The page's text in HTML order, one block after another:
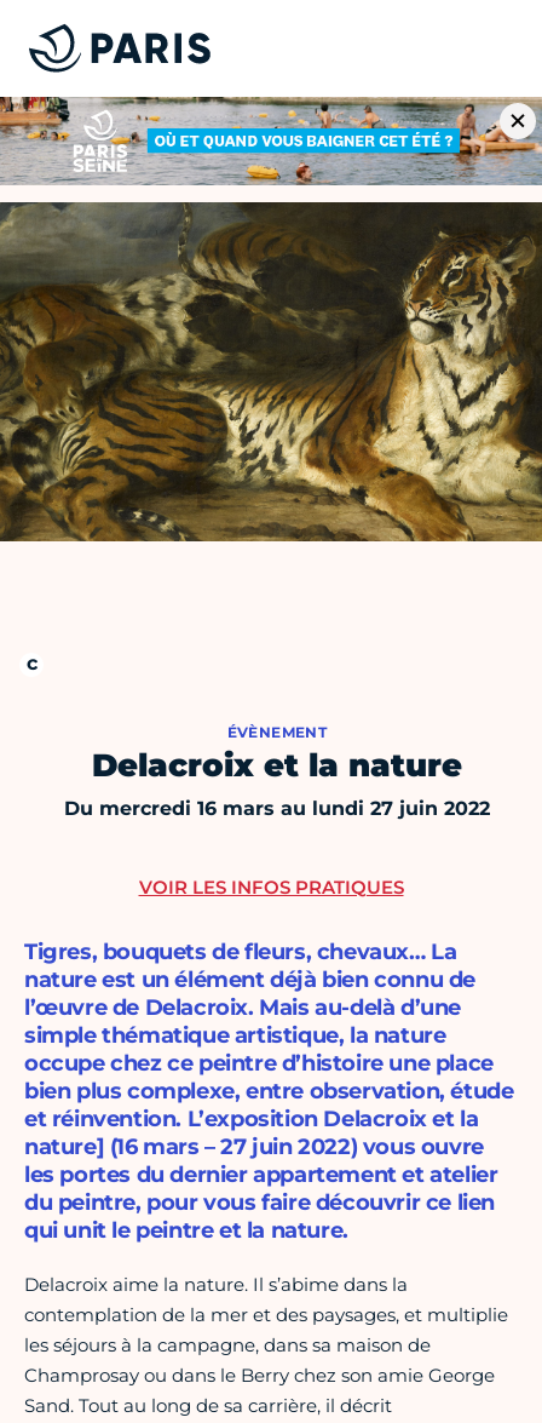
ÉVÈNEMENT
Delacroix et la nature
Du mercredi 16 mars au lundi 27 juin 2022
Tigres, bouquets de fleurs, chevaux… La
nature est un élément déjà bien connu de
l’œuvre de Delacroix. Mais au-delà d’une
simple thématique artistique, la nature
occupe chez ce peintre d’histoire une place
bien plus complexe, entre observation, étude
et réinvention. L’exposition Delacroix et la
nature] (16 mars – 27 juin 2022) vous ouvre
les portes du dernier appartement et atelier
du peintre, pour vous faire découvrir ce lien
qui unit le peintre et la nature.
Delacroix aime la nature. Il s’abime dans la
contemplation de la mer et des paysages, et multiplie
les séjours à la campagne, dans sa maison de
Champrosay ou dans le Berry chez son amie George
Sand. Tout au long de sa carrière, il décrit
VOIR LES INFOS PRATIQUES